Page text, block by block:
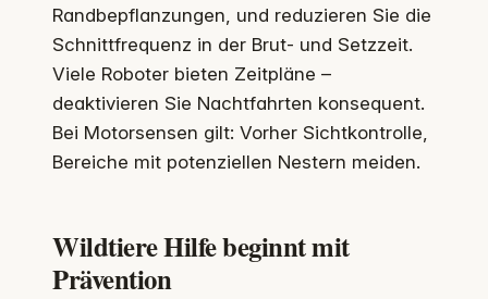
Randbepflanzungen, und reduzieren Sie die
Schnittfrequenz in der Brut- und Setzzeit.
Viele Roboter bieten Zeitpläne –
deaktivieren Sie Nachtfahrten konsequent.
Bei Motorsensen gilt: Vorher Sichtkontrolle,
Bereiche mit potenziellen Nestern meiden.
Wildtiere Hilfe beginnt mit
Prävention